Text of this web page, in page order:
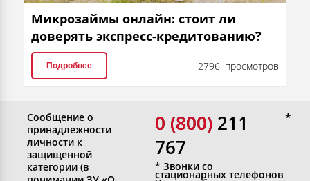
Микрозаймы онлайн: стоит ли
доверять экспресс-кредитованию?
Подробнее 2796 просмотров
Сообщение о
принадлежности
личности к
защищенной
категории (в
0 (800)
0 (800) 211
767
* Звонки со
стационарных телефонов